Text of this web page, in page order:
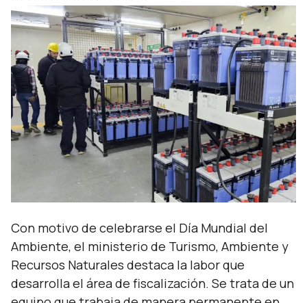
Con motivo de celebrarse el Día Mundial del
Ambiente, el ministerio de Turismo, Ambiente y
Recursos Naturales destaca la labor que
desarrolla el área de fiscalización. Se trata de un